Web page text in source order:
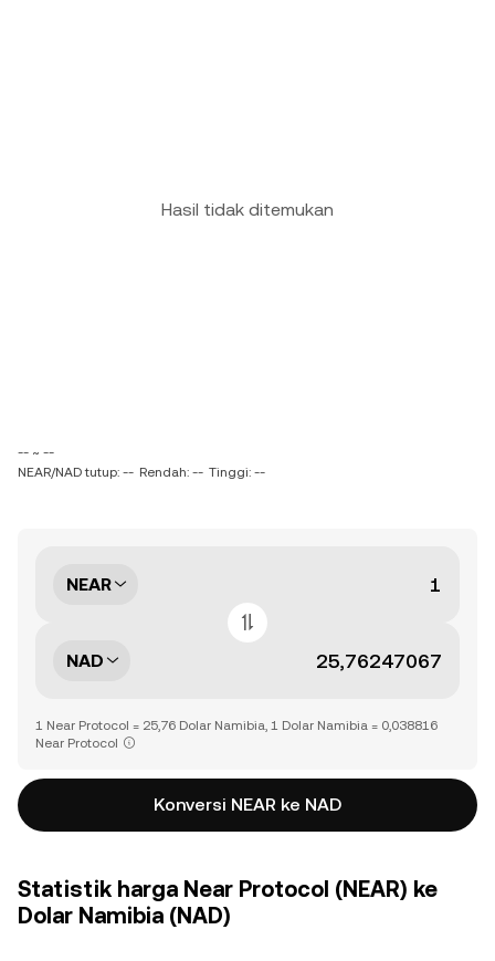
Hasil tidak ditemukan
-- ~ --
NEAR/NAD tutup: -- Rendah: -- Tinggi: --
NEAR
NAD
1 Near Protocol = 25,76 Dolar Namibia, 1 Dolar Namibia = 0,038816
Near Protocol
Konversi NEAR ke NAD
Statistik harga Near Protocol (NEAR) ke
Dolar Namibia (NAD)